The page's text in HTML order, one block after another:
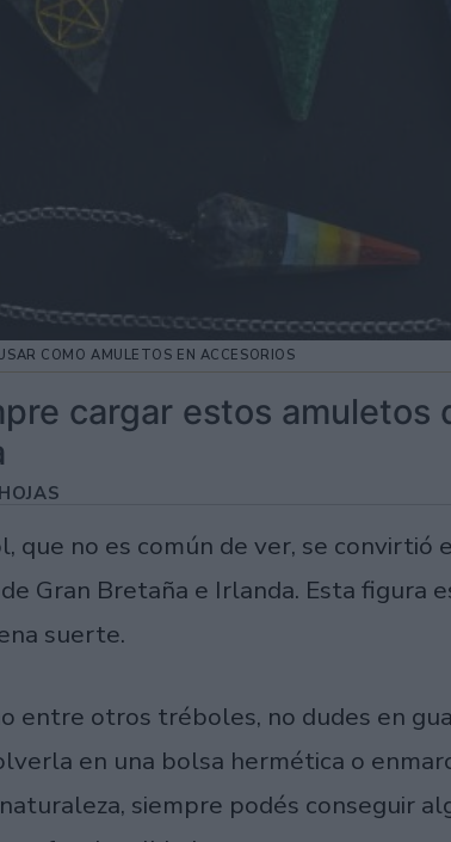
COMO AMULETOS EN ACCESORIOS
cargar estos amuletos
que no es común de ver, se convirtió
Gran Bretaña e Irlanda. Esta figura
suerte.
entre otros tréboles, no dudes en
en una bolsa hermética o
siempre podés conseguir